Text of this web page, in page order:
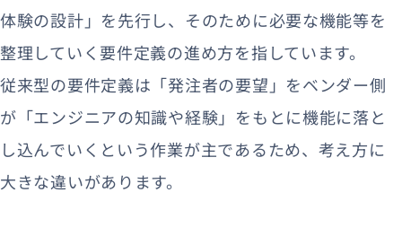
体験の設計」を先行し、そのために必要な機能等を
整理していく要件定義の進め方を指しています。
従来型の要件定義は「発注者の要望」をベンダー側
が「エンジニアの知識や経験」をもとに機能に落と
し込んでいくという作業が主であるため、考え方に
大きな違いがあります。